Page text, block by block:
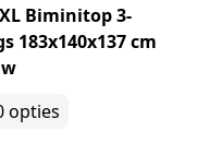
Biminitop 3-
183x140x137 cm
opties